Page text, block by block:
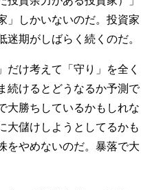
」しかいないのだ。投資家
期がしばらく続くのだ。
だけ考えて「守り」を全く
続けるとどうなるか予測で
大勝ちしているかもしれな
大儲けしようとしてるかも
をやめないのだ。暴落で大